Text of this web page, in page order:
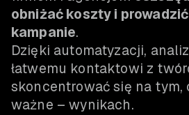
obniżać koszty i
kampanie.
Dzięki automatyzacji,
łatwemu kontaktowi z
skoncentrować się na tym,
ważne – wynikach.